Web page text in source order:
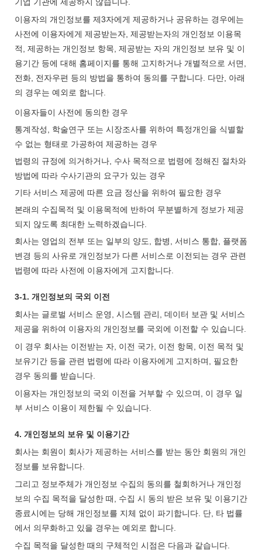
이용자의 개인정보를 제3자에게 제공하거나 공유하는 경우에는
사전에 이용자에게 제공받는자, 제공받는자의 개인정보 이용목
적, 제공하는 개인정보 항목, 제공받는 자의 개인정보 보유 및 이
용기간 등에 대해 홈페이지를 통해 고지하거나 개별적으로 서면,
전화, 전자우편 등의 방법을 통하여 동의를 구합니다. 다만, 아래
의 경우는 예외로 합니다.
이용자들이 사전에 동의한 경우
통계작성, 학술연구 또는 시장조사를 위하여 특정개인을 식별할
수 없는 형태로 가공하여 제공하는 경우
법령의 규정에 의거하거나, 수사 목적으로 법령에 정해진 절차와
방법에 따라 수사기관의 요구가 있는 경우
기타 서비스 제공에 따른 요금 정산을 위하여 필요한 경우
본래의 수집목적 및 이용목적에 반하여 무분별하게 정보가 제공
되지 않도록 최대한 노력하겠습니다.
회사는 영업의 전부 또는 일부의 양도, 합병, 서비스 통합, 플랫폼
변경 등의 사유로 개인정보가 다른 서비스로 이전되는 경우 관련
법령에 따라 사전에 이용자에게 고지합니다.
3-1. 개인정보의 국외 이전
회사는 글로벌 서비스 운영, 시스템 관리, 데이터 보관 및 서비스
제공을 위하여 이용자의 개인정보를 국외에 이전할 수 있습니다.
이 경우 회사는 이전받는 자, 이전 국가, 이전 항목, 이전 목적 및
보유기간 등을 관련 법령에 따라 이용자에게 고지하며, 필요한
경우 동의를 받습니다.
이용자는 개인정보의 국외 이전을 거부할 수 있으며, 이 경우 일
부 서비스 이용이 제한될 수 있습니다.
4. 개인정보의 보유 및 이용기간
회사는 회원이 회사가 제공하는 서비스를 받는 동안 회원의 개인
정보를 보유합니다.
그리고 정보주체가 개인정보 수집의 동의를 철회하거나 개인정
보의 수집 목적을 달성한 때, 수집 시 동의 받은 보유 및 이용기간
종료시에는 당해 개인정보를 지체 없이 파기합니다. 단, 타 법률
에서 의무화하고 있을 경우는 예외로 합니다.
수집 목적을 달성한 때의 구체적인 시점은 다음과 같습니다.